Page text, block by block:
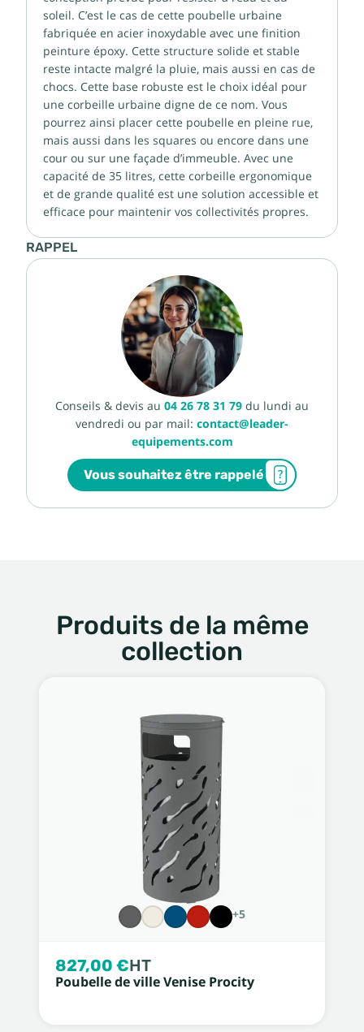
soleil. C’est le cas de cette poubelle urbaine
fabriquée en acier inoxydable avec une finition
peinture époxy. Cette structure solide et stable
reste intacte malgré la pluie, mais aussi en cas de
chocs. Cette base robuste est le choix idéal pour
une corbeille urbaine digne de ce nom. Vous
pourrez ainsi placer cette poubelle en pleine rue,
mais aussi dans les squares ou encore dans une
cour ou sur une façade d’immeuble. Avec une
capacité de 35 litres, cette corbeille ergonomique
et de grande qualité est une solution accessible et
efficace pour maintenir vos collectivités propres.
RAPPEL
Conseils & devis au 04 26 78 31 79 du lundi au
vendredi ou par mail: contact@leader-
equipements.com
Vous souhaitez être rappelé
Produits de la même
collection
+5
827,00 €HT
Poubelle de ville Venise Procity